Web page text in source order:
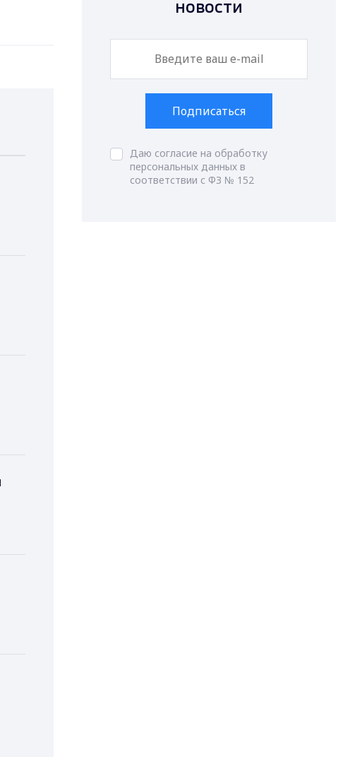
новости
Подписаться
Даю согласие на обработку
персональных данных в
соответствии с ФЗ № 152